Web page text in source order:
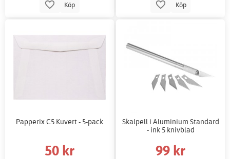
Köp Köp
Papperix C5 Kuvert - 5-pack
50 kr
Skalpell i Aluminium Standard
- ink 5 knivblad
99 kr